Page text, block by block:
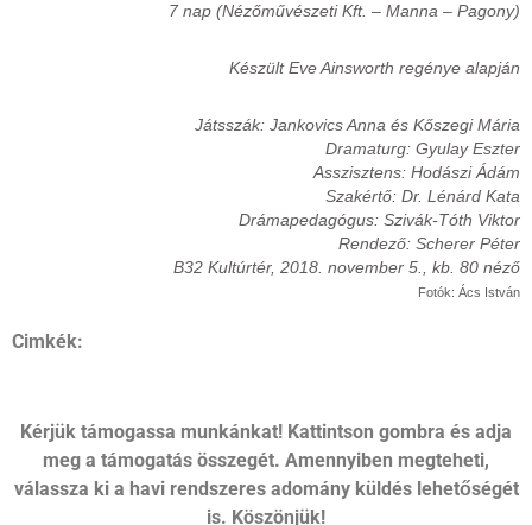
7 nap (Nézőművészeti Kft. – Manna – Pagony)
Készült Eve Ainsworth regénye alapján
Játsszák: Jankovics Anna és Kőszegi Mária
Dramaturg: Gyulay Eszter
Asszisztens: Hodászi Ádám
Szakértő: Dr. Lénárd Kata
Drámapedagógus: Szivák-Tóth Viktor
Rendező: Scherer Péter
B32 Kultúrtér, 2018. november 5., kb. 80 néző
Fotók: Ács István
Cimkék:
Kérjük támogassa munkánkat! Kattintson gombra és adja
meg a támogatás összegét. Amennyiben megteheti,
válassza ki a havi rendszeres adomány küldés lehetőségét
is. Köszönjük!